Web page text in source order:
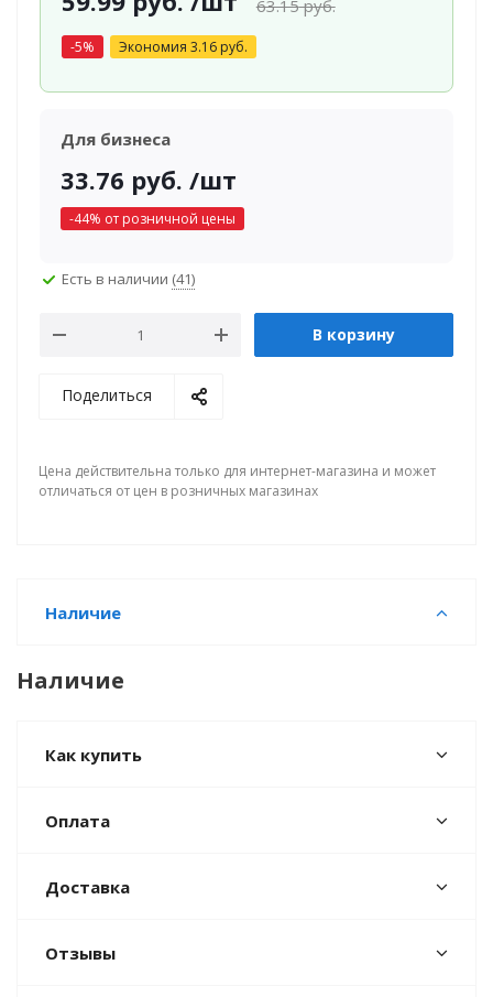
63.15руб.
-5% Экономия 3.16руб.
Для бизнеса
33.76 руб. /шт
-44% от розничной цены
Есть в наличии (41)
В корзину
Поделиться
Цена действительна только для интернет-магазина и может
отличаться от цен в розничных магазинах
Наличие
Наличие
Как купить
Оплата
Доставка
Отзывы